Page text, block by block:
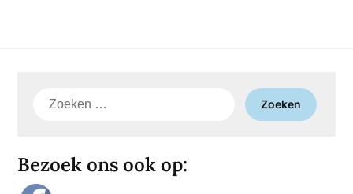
Zoeken
Bezoek ons ook op: